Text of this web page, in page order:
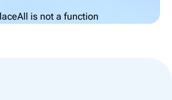
is not a function